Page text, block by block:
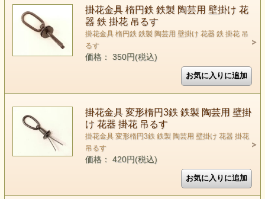
掛花金具 楕円鉄 鉄製 陶芸用 壁掛け 花
器 鉄 掛花 吊るす
掛花金具 楕円鉄 鉄製 陶芸用 壁掛け 花器 鉄 掛花 吊
るす
価格： 350円(税込)
掛花金具 変形楕円3鉄 鉄製 陶芸用 壁掛
け 花器 掛花 吊るす
掛花金具 変形楕円3鉄 鉄製 陶芸用 壁掛け 花器 掛花
吊るす
価格： 420円(税込)